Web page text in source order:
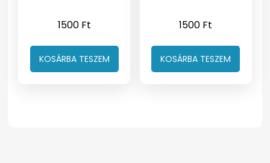
1500 Ft
KOSÁRBA TESZEM
1500 Ft
KOSÁRBA TESZEM